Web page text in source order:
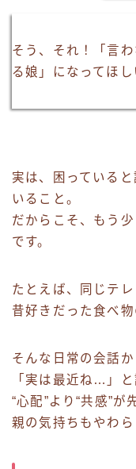
そう、それ！「言
る娘」になってほ
実は、困っている
いること。
だからこそ、もう
です。
たとえば、同じテ
昔好きだった食べ物
そんな日常の会話か
「実は最近ね…」
“心配”より“共感”が
親の気持ちもやわら